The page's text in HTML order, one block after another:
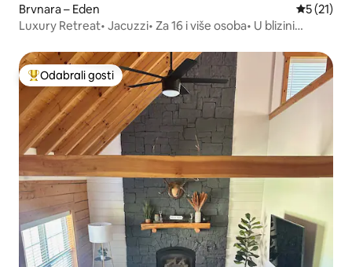
Brvnara – Eden Prosječna
5 (21)
Luxury Retreat• Jacuzzi• Za 16 i više osoba• U blizini
Među najviše rangiranima s oznakom „Odabrali gosti”
Odabrali gosti